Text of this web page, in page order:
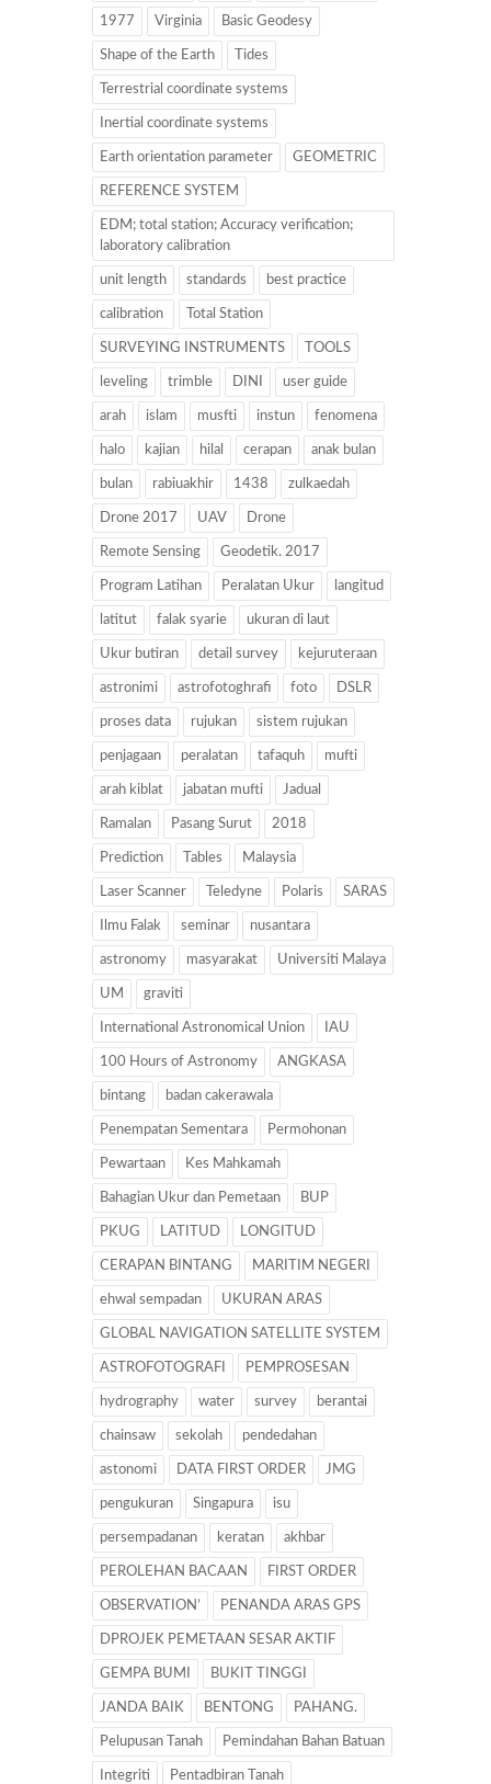
1977 Virginia Basic Geodesy
Shape of the Earth Tides
Terrestrial coordinate systems
Inertial coordinate systems
Earth orientation parameter GEOMETRIC
REFERENCE SYSTEM
EDM; total station; Accuracy verification;
laboratory calibration
unit length standards best practice
calibration Total Station
SURVEYING INSTRUMENTS TOOLS
leveling trimble DINI user guide
arah islam musfti instun fenomena
halo kajian hilal cerapan anak bulan
bulan rabiuakhir 1438 zulkaedah
Drone 2017 UAV Drone
Remote Sensing Geodetik. 2017
Program Latihan Peralatan Ukur langitud
latitut falak syarie ukuran di laut
Ukur butiran detail survey kejuruteraan
astronimi astrofotoghrafi foto DSLR
proses data rujukan sistem rujukan
penjagaan peralatan tafaquh mufti
arah kiblat jabatan mufti Jadual
Ramalan Pasang Surut 2018
Prediction Tables Malaysia
Laser Scanner Teledyne Polaris SARAS
Ilmu Falak seminar nusantara
astronomy masyarakat Universiti Malaya
UM graviti
International Astronomical Union IAU
100 Hours of Astronomy ANGKASA
bintang badan cakerawala
Penempatan Sementara Permohonan
Pewartaan Kes Mahkamah
Bahagian Ukur dan Pemetaan BUP
PKUG LATITUD LONGITUD
CERAPAN BINTANG MARITIM NEGERI
ehwal sempadan UKURAN ARAS
GLOBAL NAVIGATION SATELLITE SYSTEM
ASTROFOTOGRAFI PEMPROSESAN
hydrography water survey berantai
chainsaw sekolah pendedahan
astonomi DATA FIRST ORDER JMG
pengukuran Singapura isu
persempadanan keratan akhbar
PEROLEHAN BACAAN FIRST ORDER
OBSERVATION’ PENANDA ARAS GPS
DPROJEK PEMETAAN SESAR AKTIF
GEMPA BUMI BUKIT TINGGI
JANDA BAIK BENTONG PAHANG.
Pelupusan Tanah Pemindahan Bahan Batuan
Integriti Pentadbiran Tanah